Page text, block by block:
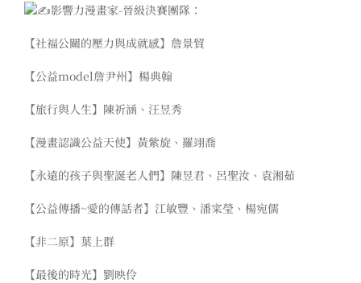
影響力漫畫家-晉級決賽團隊：
【社福公關的壓力與成就感】詹景貿
【公益model詹尹州】楊典翰
【旅行與人生】陳祈涵、汪昱秀
【漫畫認識公益天使】黃紫旋、羅翊喬
【永遠的孩子與聖誕老人們】陳昱君、呂聖汝、袁湘茹
【公益傳播~愛的傳話者】江敏豐、潘寀瑩、楊宛儒
【非二原】葉上群
【最後的時光】劉映伶